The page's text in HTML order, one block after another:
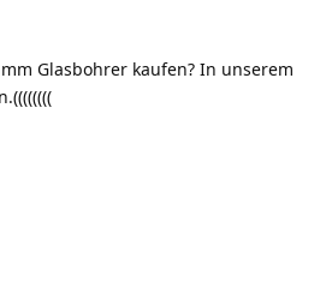
Glasbohrer kaufen? In unserem